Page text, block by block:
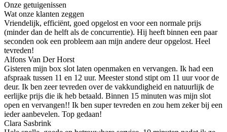
Onze getuigenissen
Wat onze klanten zeggen
Vriendelijk, efficiënt, goed opgelost en voor een normale prijs
(minder dan de helft als de concurrentie). Hij heeft binnen een paar
seconden ook een probleem aan mijn andere deur opgelost. Heel
tevreden!
Alfons Van Der Horst
Gisteren mijn box slot laten openmaken en vervangen. Ik had een
afspraak tussen 11 en 12 uur. Meester stond stipt om 11 uur voor de
deur. Ik ben zeer tevreden over de vakkundigheid en natuurlijk de
eerlijke prijs die ik heb betaald. Binnen 15 minuten was mijn slot
open en vervangen!! Ik ben super tevreden en zou hem zeker bij een
ieder aanbevelen. Top gedaan!
Clara Sasbrink